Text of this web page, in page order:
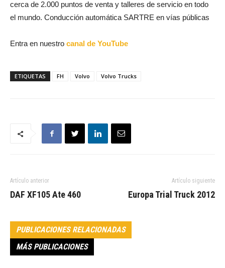
cerca de 2.000 puntos de venta y talleres de servicio en todo
el mundo. Conducción automática SARTRE en vías públicas
Entra en nuestro canal de YouTube
ETIQUETAS FH Volvo Volvo Trucks
Artículo anterior
DAF XF105 Ate 460
Artículo siguiente
Europa Trial Truck 2012
PUBLICACIONES RELACIONADAS
MÁS PUBLICACIONES